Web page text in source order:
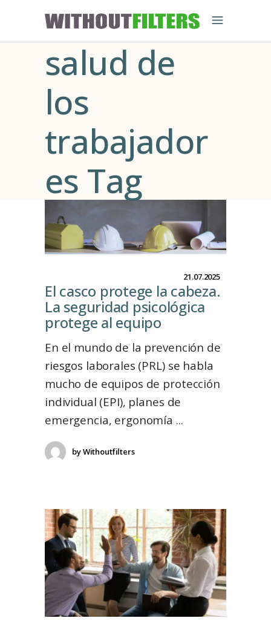
salud de
los
trabajador
es Tag
21.07.2025
El casco protege la cabeza.
La seguridad psicológica
protege al equipo
En el mundo de la prevención de
riesgos laborales (PRL) se habla
mucho de equipos de protección
individual (EPI), planes de
emergencia, ergonomía
byWithoutfilters